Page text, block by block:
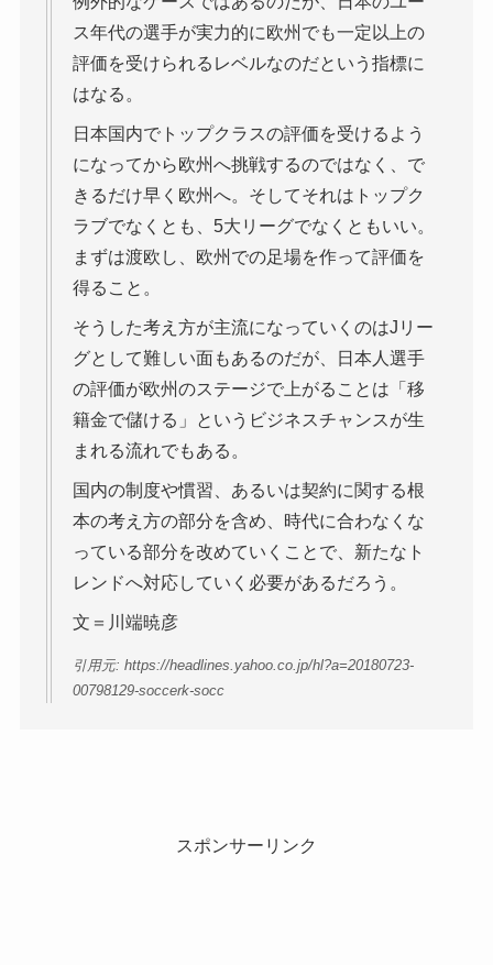
ス年代の選手が実力的に欧州でも一定以上の
評価を受けられるレベルなのだという指標に
はなる。
日本国内でトップクラスの評価を受けるよう
になってから欧州へ挑戦するのではなく、で
きるだけ早く欧州へ。そしてそれはトップク
ラブでなくとも、5大リーグでなくともいい。
まずは渡欧し、欧州での足場を作って評価を
得ること。
そうした考え方が主流になっていくのはJリー
グとして難しい面もあるのだが、日本人選手
の評価が欧州のステージで上がることは「移
籍金で儲ける」というビジネスチャンスが生
まれる流れでもある。
国内の制度や慣習、あるいは契約に関する根
本の考え方の部分を含め、時代に合わなくな
っている部分を改めていくことで、新たなト
レンドへ対応していく必要があるだろう。
文＝川端暁彦
引用元: https://headlines.yahoo.co.jp/hl?a=20180723-
00798129-soccerk-socc
スポンサーリンク